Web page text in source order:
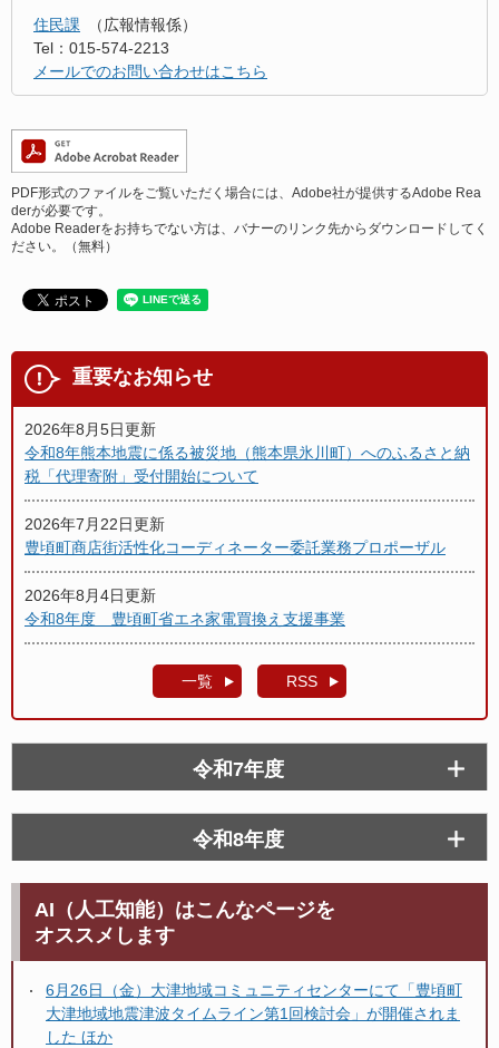
住民課
広報情報係
Tel：015-574-2213
メールでのお問い合わせはこちら
PDF形式のファイルをご覧いただく場合には、Adobe社が提供するAdobe Rea
derが必要です。
Adobe Readerをお持ちでない方は、バナーのリンク先からダウンロードしてく
ださい。（無料）
重要なお知らせ
2026年8月5日更新
令和8年熊本地震に係る被災地（熊本県氷川町）へのふるさと納
税「代理寄附」受付開始について
2026年7月22日更新
豊頃町商店街活性化コーディネーター委託業務プロポーザル
2026年8月4日更新
令和8年度 豊頃町省エネ家電買換え支援事業
一覧 RSS
令和7年度
令和8年度
AI（人工知能）はこんなページを
オススメします
6月26日（金）大津地域コミュニティセンターにて「豊頃町
大津地域地震津波タイムライン第1回検討会」が開催されま
した ほか